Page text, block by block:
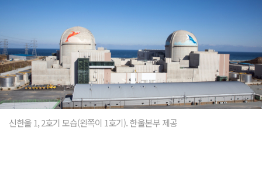
신한울 1, 2호기 모습(왼쪽이 1호기). 한울본부 제공